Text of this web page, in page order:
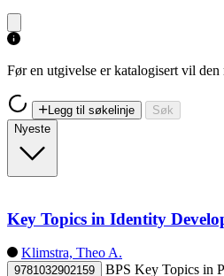
Før en utgivelse er katalogisert vil
Legg til søkelinje
Søk
Nyeste
Key Topics in Identity
Klimstra, Theo A.
9781032902159 BPS Key Topics in